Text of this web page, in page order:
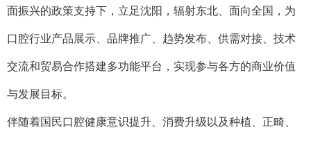
面振兴的政策支持下，立足沈阳，辐射东北、面向全国，为
口腔行业产品展示、品牌推广、趋势发布、供需对接、技术
交流和贸易合作搭建多功能平台，实现参与各方的商业价值
与发展目标。
伴随着国民口腔健康意识提升、消费升级以及种植、正畸、